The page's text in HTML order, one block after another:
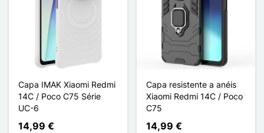
Capa IMAK Xiaomi Redmi
14C / Poco C75 Série
UC-6
14,99 €
Capa resistente a anéis
Xiaomi Redmi 14C / Poco
C75
14,99 €